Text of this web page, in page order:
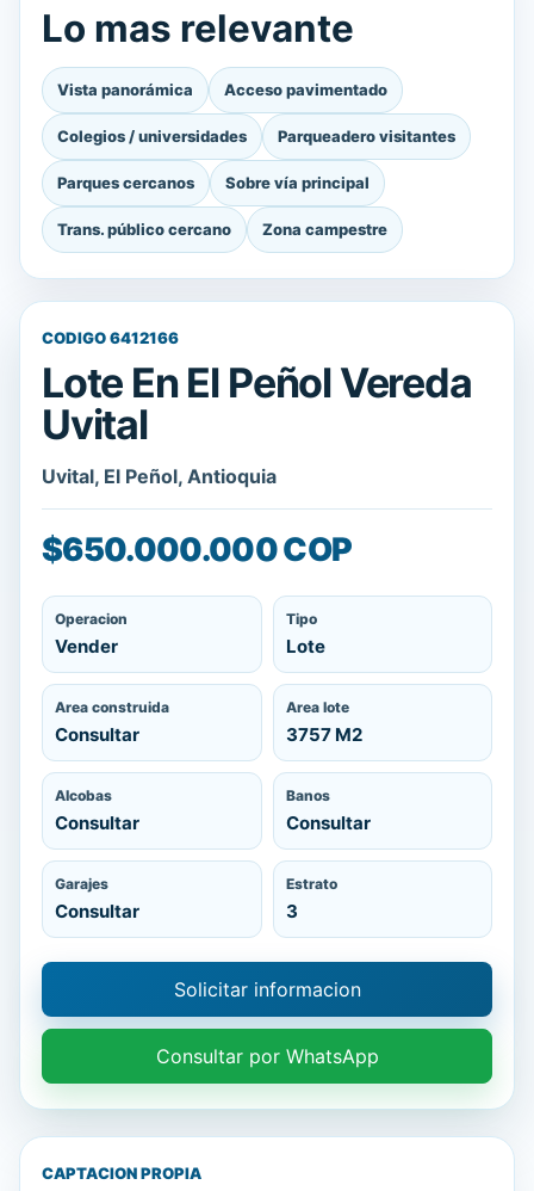
Lo mas relevante
Vista panorámica Acceso pavimentado
Colegios / universidades Parqueadero visitantes
Parques cercanos Sobre vía principal
Trans. público cercano Zona campestre
CODIGO 6412166
Lote En El Peñol Vereda
Uvital
Uvital, El Peñol, Antioquia
$650.000.000 COP
Operacion
Vender
Tipo
Lote
Area construida
Consultar
Area lote
3757 M2
Alcobas
Consultar
Banos
Consultar
Garajes
Consultar
Estrato
3
Solicitar informacion
Consultar por WhatsApp
CAPTACION PROPIA